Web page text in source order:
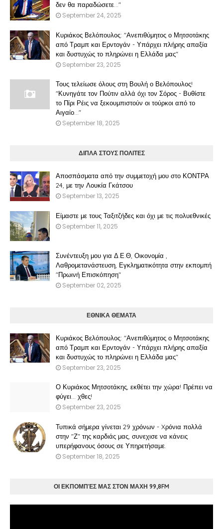
δεν θα παραδώσετε..."
September 24, 2025
Κυριάκος Βελόπουλος: "Ανεπιθύμητος ο Μητσοτάκης
από Τραμπ και Ερντογάν - Υπάρχει πλήρης απαξία
και δυστυχώς το πληρώνει η Ελλάδα μας"
September 23, 2025
Τους τελείωσε όλους στη Βουλή ο Βελόπουλος!
"Κυνηγάτε τον Πούτιν αλλά όχι τον Σόρος - Βυθίστε
το Πίρι Ρέις να ξεκουμπιστούν οι τούρκοι από το
Αιγαίο..."
September 18, 2025
ΔΙΠΛΑ ΣΤΟΥΣ ΠΟΛΙΤΕΣ
Αποσπάσματα από την συμμετοχή μου στο ΚΟΝΤΡΑ
24, με την Λουκία Γκάτσου
September 13, 2025
Είμαστε με τους Ταξιτζήδες και όχι με τις πολυεθνικές
September 11, 2025
Συνέντευξη μου για Δ.Ε.Θ, Οικονομία ,
Λαθρομετανάστευση, Εγκληματικότητα στην εκπομπή
"Πρωινή Επισκόπηση"
September 02, 2025
ΕΘΝΙΚΑ ΘΕΜΑΤΑ
Κυριάκος Βελόπουλος: "Ανεπιθύμητος ο Μητσοτάκης
από Τραμπ και Ερντογάν - Υπάρχει πλήρης απαξία
και δυστυχώς το πληρώνει η Ελλάδα μας"
September 23, 2025
Ο Κυριάκος Μητσοτάκης, εκθέτει την χώρα! Πρέπει να
φύγει… χθες!
September 23, 2025
Τυπικά σήμερα γίνεται 29 χρόνων - Xρόνια πολλά
στην "Ζ" της καρδιάς μας, συνεχισε να κάνεις
υπερήφανους όσους σε Υπηρετήσαμε.
September 18, 2025
ΟΙ ΕΚΠΟΜΠΈΣ ΜΑΣ ΣΤΟΝ ΜΑΧΗ 99,8FM